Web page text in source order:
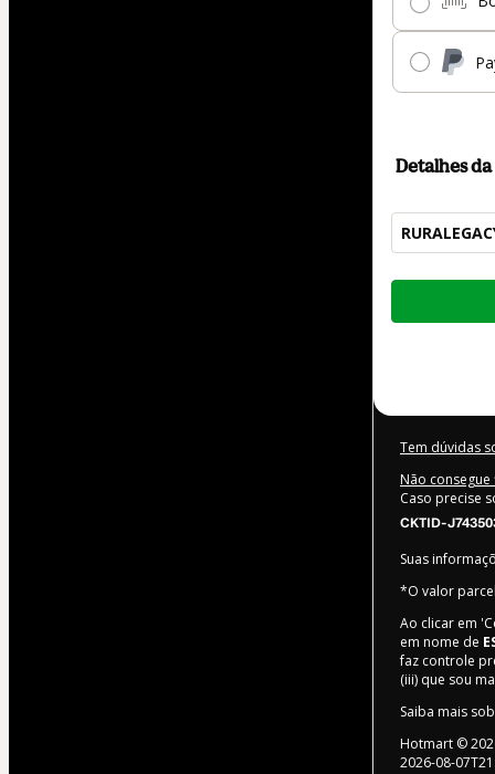
Detalhes
Total
Tem dúvidas
Não
Caso precise
CKTID-
Suas
*O valor
Ao clicar em
em nome de
faz controle
(iii) que sou
Saiba mais
Hotmart ©
2026-08-